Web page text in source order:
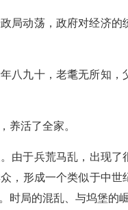
局动荡，政府对经济
八九十，老耄无所知
养活了全家。
由于兵荒马乱，出现
，形成一个类似于中
局的混乱、与坞堡的